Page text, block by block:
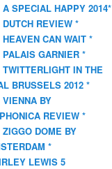
SPECIAL HAPPY 2014*
REVIEW *
CAN WAIT *
GARNIER *
IN THE
BRUSSELS 2012 *
BY
REVIEW *
DOME BY
*
LEWIS 5